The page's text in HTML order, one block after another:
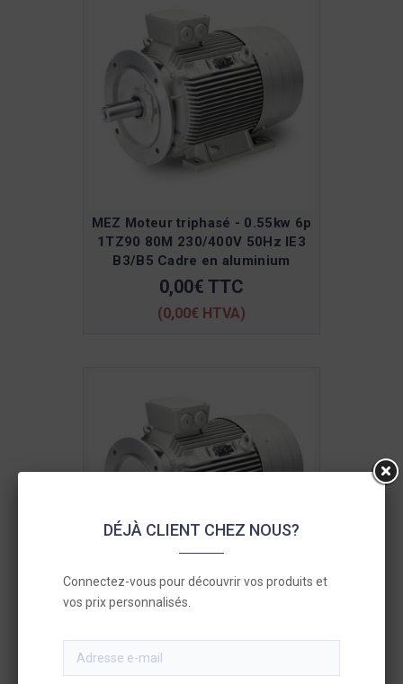
MEZ Moteur triphasé - 0.55kw 6p
1TZ90 80M 230/400V 50Hz IE3
B3/B5 Cadre en aluminium
0,00€ TTC
(0,00€ HTVA)
MEZ Moteur triphasé - 0.75kw 6p
296,48€ TTC
DÉJÀ CLIENT CHEZ NOUS?
Connectez-vous pour découvrir vos produits et
vos prix personnalisés.